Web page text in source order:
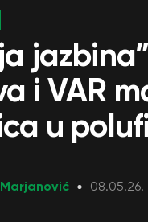
i VAR
u
08.05.26.